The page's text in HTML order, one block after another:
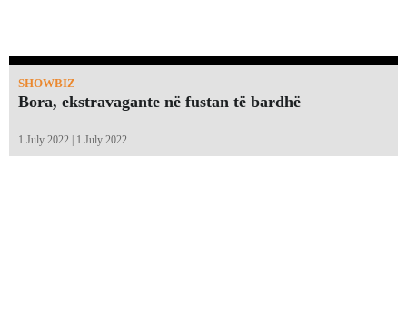
SHOWBIZ
Bora, ekstravagante në fustan të bardhë
1 July 2022 | 1 July 2022